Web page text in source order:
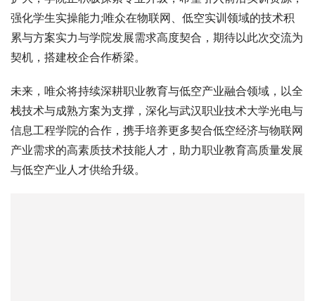
强化学生实操能力;唯众在物联网、低空实训领域的技术积
累与方案实力与学院发展需求高度契合，期待以此次交流为
契机，搭建校企合作桥梁。
未来，唯众将持续深耕职业教育与低空产业融合领域，以全
栈技术与成熟方案为支撑，深化与武汉职业技术大学光电与
信息工程学院的合作，携手培养更多契合低空经济与物联网
产业需求的高素质技术技能人才，助力职业教育高质量发展
与低空产业人才供给升级。